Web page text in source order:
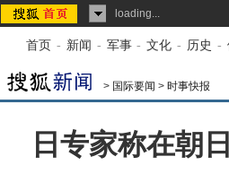
loading...
首页 - 新闻 - 军事 - 文化 - 历史 -
> 国际要闻 > 时事快报
日专家称在朝